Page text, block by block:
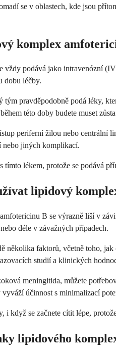
se v oblastech, kde jsou
komplex
podává jako intravenózní
dobu léčby.
tým pravděpodobně podá léky,
této doby budete muset
periferní žilou nebo centrální
nebo jiných komplikací.
tímto lékem, protože se podává
lipidový
B se výrazně liší v
déle v závažných případech.
několika faktorů, včetně toho,
studií a klinických
meningitida, můžete
účinnost s minimalizací
i když se začnete cítit lépe,
lipidového